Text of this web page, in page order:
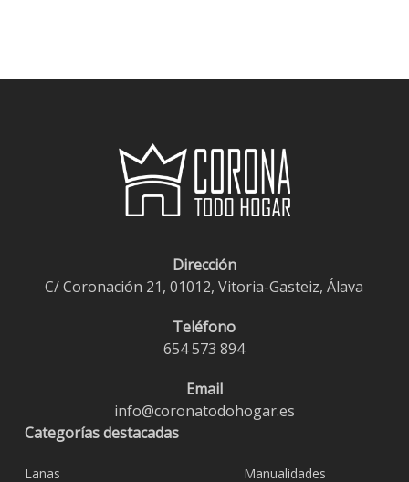
Dirección
C/ Coronación 21, 01012, Vitoria-Gasteiz, Álava
Teléfono
654 573 894
Email
info@coronatodohogar.es
Categorías destacadas
Lanas
Manualidades